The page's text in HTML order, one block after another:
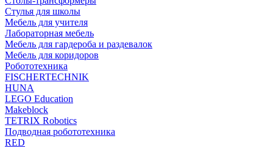
Стулья для школы
Мебель для учителя
Лабораторная мебель
Мебель для гардероба и раздевалок
Мебель для коридоров
Робототехника
FISCHERTECHNIK
HUNA
LEGO Education
Makeblock
TETRIX Robotics
Подводная робототехника
RED